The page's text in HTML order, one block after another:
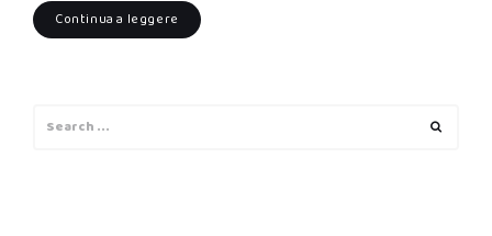
Continua a leggere
for: